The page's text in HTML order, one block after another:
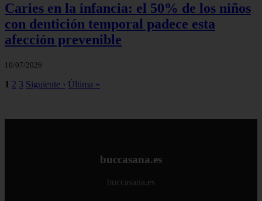
Caries en la infancia: el 50% de los niños
con dentición temporal padece esta
afección prevenible
10/07/2026
1 2 3 Siguiente › Última »
buccasana.es
buccasana.es